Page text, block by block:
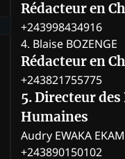
Rédacteur en
+243998434916
4. Blaise BOZENGE
Rédacteur en
+243821755775
5. Directeur des
Humaines
Audry EWAKA
+243890150102